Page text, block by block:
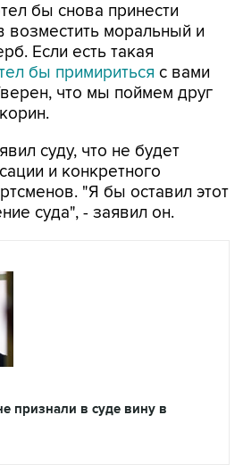
бы снова принести
возместить моральный и
Если есть такая
бы примириться с вами
что мы поймем друг
суду, что не будет
и конкретного
"Я бы оставил этот
суда", - заявил он.
признали в суде вину в